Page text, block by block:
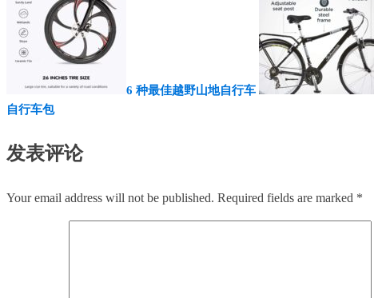
6 种最佳越野山地自行车
自行车包
发表评论
Your email address will not be published. Required fields are marked *